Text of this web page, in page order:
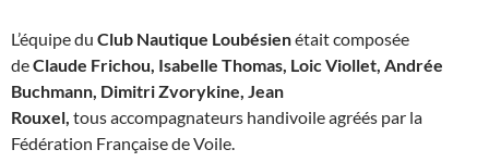
L’équipe du Club Nautique Loubésienétait composée
deClaude Frichou, Isabelle Thomas, Loic Viollet, Andrée
Buchmann, Dimitri Zvorykine, Jean
Rouxel, tous accompagnateurs handivoile agréés par la
Fédération Française de Voile.